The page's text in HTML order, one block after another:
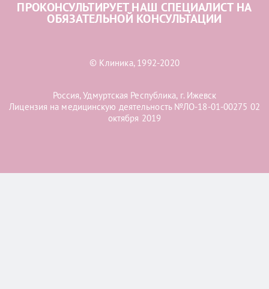
ПРОКОНСУЛЬТИРУЕТ НАШ СПЕЦИАЛИСТ НА
ОБЯЗАТЕЛЬНОЙ КОНСУЛЬТАЦИИ
© Клиника, 1992-2020
Россия, Удмуртская Республика, г. Ижевск
Лицензия на медицинскую деятельность №ЛО-18-01-00275 02
октября 2019